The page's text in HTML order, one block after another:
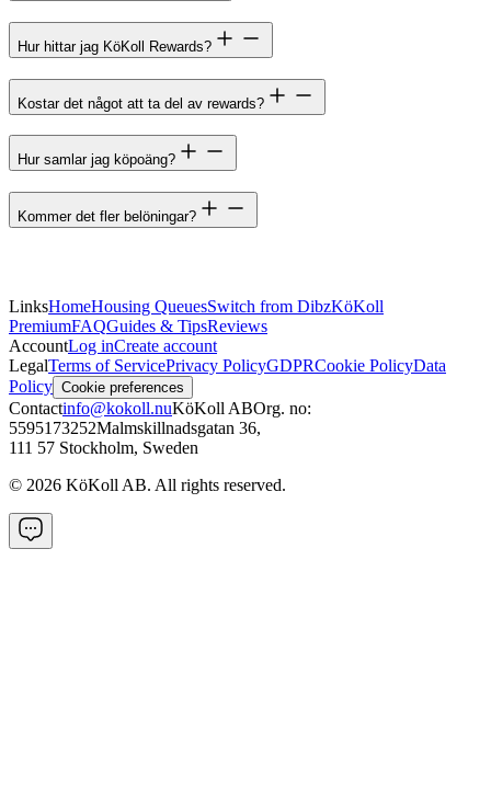
Hur hittar jag KöKoll Rewards?
Kostar det något att ta del av rewards?
Hur samlar jag köpoäng?
Kommer det fler belöningar?
LinksHomeHousing QueuesSwitch from DibzKöKoll
PremiumFAQGuides & TipsReviews
AccountLog inCreate account
LegalTerms of ServicePrivacy PolicyGDPRCookie PolicyData
Policy Cookie preferences
Contactinfo@kokoll.nuKöKoll ABOrg. no:
5595173252Malmskillnadsgatan 36,
111 57 Stockholm, Sweden
© 2026 KöKoll AB. All rights reserved.